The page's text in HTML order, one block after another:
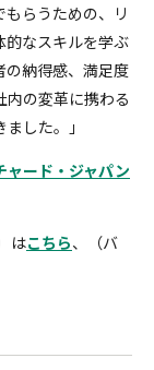
らうための、リ
的なスキルを学ぶ
の納得感、満足度
の変革に携わる
した。」
ャード・ジャパン
はこちら、（バ